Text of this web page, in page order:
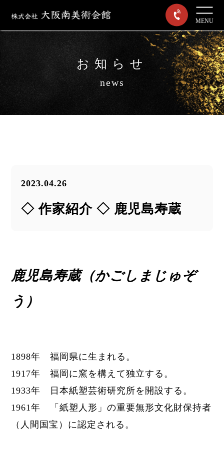
MENU
お知らせ
news
2023.04.26
◇ 作家紹介 ◇ 鹿児島寿蔵
鹿児島寿蔵（かごしまじゅぞ
う）
1898年 福岡県に生まれる。
1917年 福岡に窯を構えて独立する。
1933年 日本紙塑芸術研究所を開設する。
1961年 「紙塑人形 」の重要無形文化財保持者
（人間国宝）に認定される。